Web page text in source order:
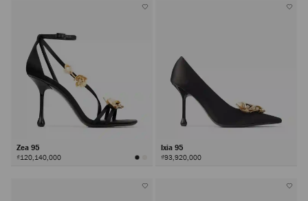
Zea 95
₫120,140,000
Ixia 95
₫93,920,000